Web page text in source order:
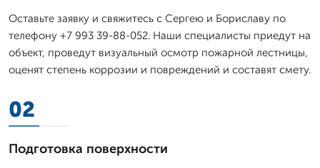
Оставьте заявку и свяжитесь с Сергею и Бориславу по
телефону +7 993 39-88-052. Наши специалисты приедут на
объект, проведут визуальный осмотр пожарной лестницы,
оценят степень коррозии и повреждений и составят смету.
02
Подготовка поверхности